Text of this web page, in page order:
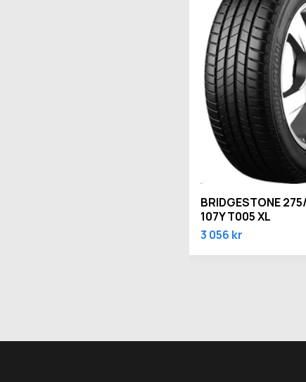
BRIDGESTONE
107Y T005 XL
3 056 kr